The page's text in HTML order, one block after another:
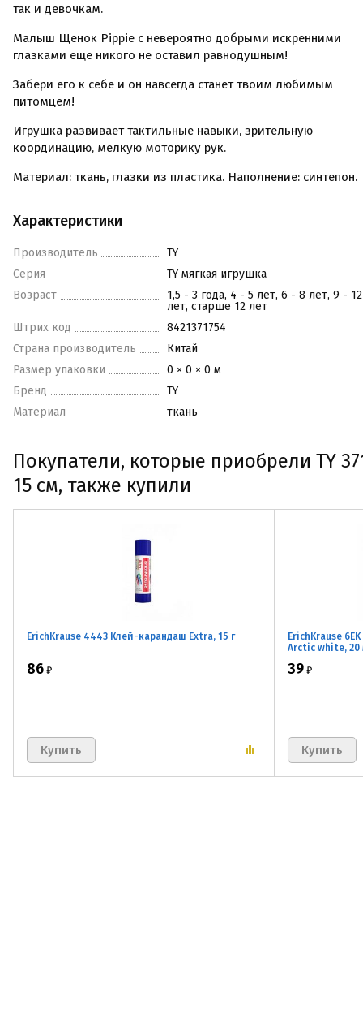
так и девочкам.
Малыш Щенок Pippie с невероятно добрыми искренними
глазками еще никого не оставил равнодушным!
Забери его к себе и он навсегда станет твоим любимым
питомцем!
Игрушка развивает тактильные навыки, зрительную
координацию, мелкую моторику рук.
Материал: ткань, глазки из пластика. Наполнение: синтепон.
Характеристики
Производитель
TY
Серия
TY мягкая игрушка
Возраст
1,5 - 3 года, 4 - 5 лет, 6 - 8 лет, 9 - 12
лет, старше 12 лет
Штрих код
8421371754
Страна производитель
Китай
Размер упаковки
0 × 0 × 0 м
Бренд
TY
Материал
ткань
Покупатели, которые приобрели TY
15 см, также купили
ErichKrause 4443 Клей-карандаш Extra, 15 г
86 ₽
ErichKrause
Arctic white, 20
39 ₽